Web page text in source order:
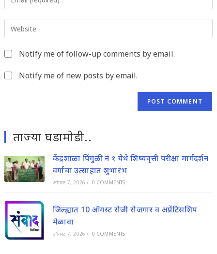
username
to
comment
your
address
to
comment
your
URL
Notify me of follow-up comments by email.
Notify me of new posts by email.
ताज्या घडामोडी..
केंद्रशाळा पिंगुळी नं १ येथे शिष्यवृत्ती परीक्षा मार्गदर्शन
वर्गाचा उत्साहात शुभारंभ
ऑगस्ट 7, 2026 / 0 COMMENTS
जिल्ह्यात 10 ऑगस्ट रोजी रोजगार व अप्रेंटिसशिप
मेळावा
ऑगस्ट 7, 2026 / 0 COMMENTS